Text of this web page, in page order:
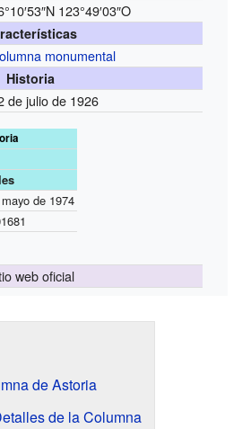
123°49′03″O
monumental
Historia
de julio de 1926
de 1974
web oficial
de Astoria
de la Columna